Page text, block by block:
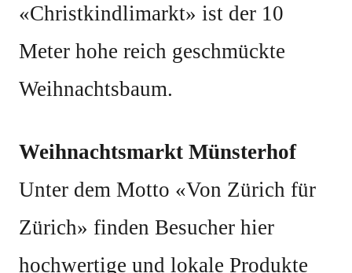
«Christkindlimarkt» ist der 10
Meter hohe reich geschmückte
Weihnachtsbaum.
Weihnachtsmarkt Münsterhof
Unter dem Motto «Von Zürich für
Zürich» finden Besucher hier
hochwertige und lokale Produkte